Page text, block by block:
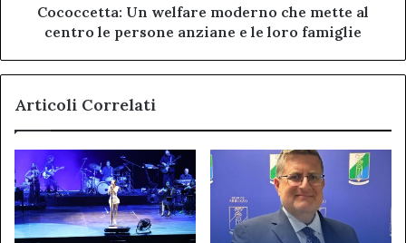
persone
anziane
famiglie
Cococcetta: Un welfare moderno che mette al
centro le persone anziane e le loro famiglie
Articoli Correlati